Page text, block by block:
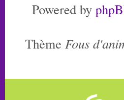
Powered by
Thème Fous